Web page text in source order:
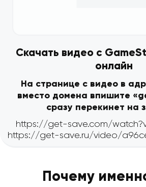
Скачать видео с
онлайн
На странице с видео в
вместо домена впишите
сразу перекинет на
Почему